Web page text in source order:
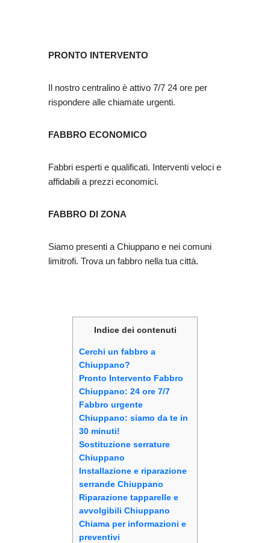
PRONTO INTERVENTO
Il nostro centralino è attivo 7/7 24 ore per
rispondere alle chiamate urgenti.
FABBRO ECONOMICO
Fabbri esperti e qualificati. Interventi veloci e
affidabili a prezzi economici.
FABBRO DI ZONA
Siamo presenti a Chiuppano e nei comuni
limitrofi. Trova un fabbro nella tua città.
Indice dei contenuti
Cerchi un fabbro a
Chiuppano?
Pronto Intervento Fabbro
Chiuppano: 24 ore 7/7
Fabbro urgente
Chiuppano: siamo da te in
30 minuti!
Sostituzione serrature
Chiuppano
Installazione e riparazione
serrande Chiuppano
Riparazione tapparelle e
avvolgibili Chiuppano
Chiama per informazioni e
preventivi